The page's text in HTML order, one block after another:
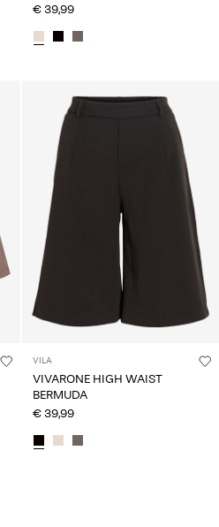
€ 39,99
VILA
VIVARONE HIGH WAIST
BERMUDA
€ 39,99